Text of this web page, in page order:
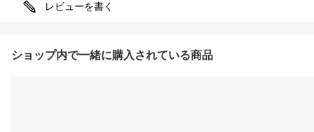
レビューを書く
ショップ内で一緒に購入されている商品